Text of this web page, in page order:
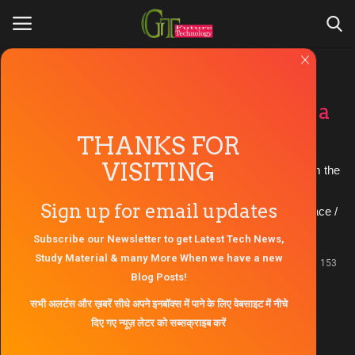
Contact Us
Gallery
Engineers Zone
NGC 613 is a lovely example of a
barred spiral galaxy.
This one is Featured here in a new Picture of the Week from the
example of a barred spiral galaxy. Credit: ESA / Hubble Space /
Jan 12, 2021 - 00:52
Updated: Jan 12, 2021 - 01:05
153
THANKS FOR
VISITING
Sign up for email updates
Subscribe our Newsletter to get Latest Tech News,
Study Material & many More When we have a new
Blog Posts!
सभी अलर्टस और ख़बरें सीधे अपने इनबॉक्स में पाने के लिए वेबसाइट में नीचे
दिए गए न्यूज़ लेटर को सब्सक्राइब करें